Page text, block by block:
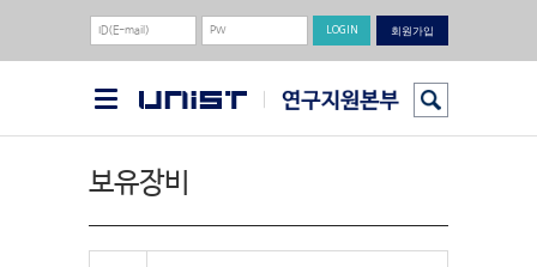
회원가입
보유장비